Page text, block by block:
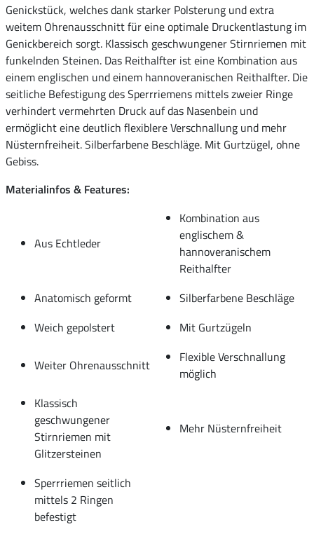
Genickstück, welches dank starker Polsterung und extra
weitem Ohrenausschnitt für eine optimale Druckentlastung im
Genickbereich sorgt. Klassisch geschwungener Stirnriemen mit
funkelnden Steinen. Das Reithalfter ist eine Kombination aus
einem englischen und einem hannoveranischen Reithalfter. Die
seitliche Befestigung des Sperrriemens mittels zweier Ringe
verhindert vermehrten Druck auf das Nasenbein und
ermöglicht eine deutlich flexiblere Verschnallung und mehr
Nüsternfreiheit. Silberfarbene Beschläge. Mit Gurtzügel, ohne
Gebiss.
Materialinfos & Features:
Aus Echtleder
Kombination aus
englischem &
hannoveranischem
Reithalfter
Anatomisch geformt
Silberfarbene Beschläge
Weich gepolstert
Mit Gurtzügeln
Weiter Ohrenausschnitt
Flexible Verschnallung
möglich
Klassisch
geschwungener
Stirnriemen mit
Glitzersteinen
Mehr Nüsternfreiheit
Sperrriemen seitlich
mittels 2 Ringen
befestigt